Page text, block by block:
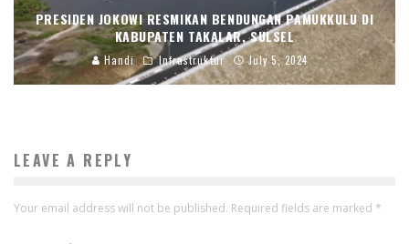
PRESIDEN JOKOWI RESMIKAN BENDUNGAN PAMUKKULU DI
KABUPATEN TAKALAR, SULSEL
Handi Infrastruktur July 5, 2024
LEAVE A REPLY
Your email address will not be published. Required fields are marked *